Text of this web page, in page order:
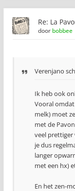
Re: La
door bobbee
Verenjano
Ik heb ook
Vooral
melk) moet
met de
veel prettiger
je dus
langer
met een hx)
En het zen-